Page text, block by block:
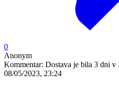
0
Anonym
Kommentar: Dostava je bila 3 dni v
08/05/2023, 23:24